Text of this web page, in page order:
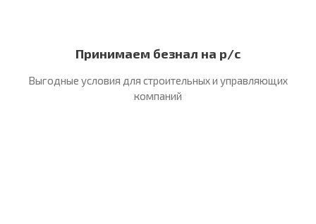
Принимаем безнал на р/с
Выгодные условия для строительныхи управляющих
компаний